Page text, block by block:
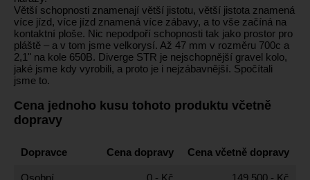
Větší schopnosti znamenají větší jistotu, větší jistota znamená
více jízd, více jízd znamená více zábavy, a to vše začíná na
kontaktní ploše. Nic nepodpoří schopnosti tak jako prostor pro
pláště – a v tom jsme velkorysí. Až 47 mm v rozměru 700c a
2,1" na kole 650B. Diverge STR je nejschopnější gravel kolo,
jaké jsme kdy vyrobili, a proto je i nejzábavnější. Spočítali
jsme to.
Cena jednoho kusu tohoto produktu včetně
dopravy
Dopravce Cena dopravy Cena včetně dopravy